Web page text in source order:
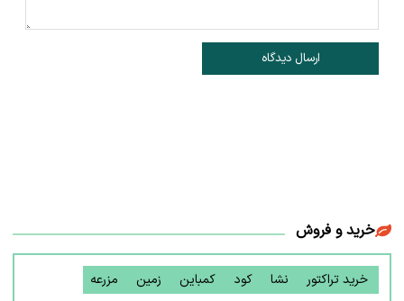
ارسال دیدگاه
خرید و فروش
خرید تراکتور نشا کود کمباین زمین مزرعه